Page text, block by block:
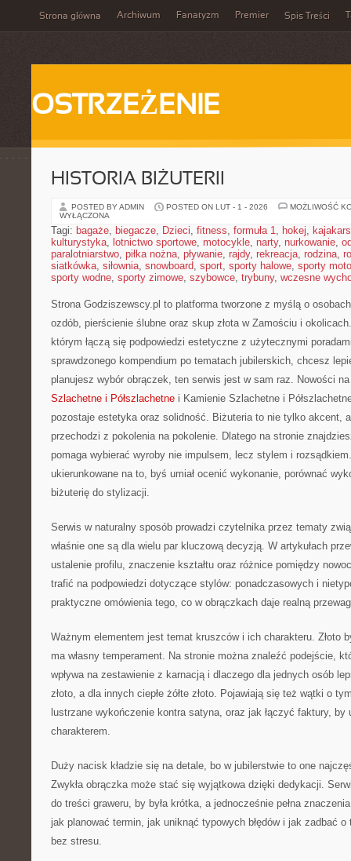
Strona główna Archiwum Fanatyzm Premier Spis Treści
OSTRZEŻENIE
HISTORIA BIŻUTERII
POSTED BY ADMIN POSTED ON LUT - 1 - 2026
MOŻLIWOŚĆ
WYŁĄCZONA
Tagi: bagaże, biegacze, Dzieci, fitness, formuła 1, hokej,
kulturystyka, lotnictwo sportowe, motocykle, narty, nurkowanie,
paralotniarstwo, piłka nożna, pływanie, rajdy, rekreacja, rodzina,
siatkówka, siłownia, snowboard, sport, sporty halowe, sporty
sporty wodne, sporty zimowe, szybowce, trybuny, wczesne
Strona Godziszewscy.pl to platforma tworzone z myślą o
ozdób, pierścienie ślubne oraz skup złota w Zamościu i
którym łączą się podpowiedzi estetyczne z użytecznymi
sprawdzonego kompendium po tematach jubilerskich, chcesz
planujesz wybór obrączek, ten serwis jest w sam raz. Nowości
Szlachetne i Półszlachetne i Kamienie Szlachetne i
pozostaje estetyka oraz solidność. Biżuteria to nie tylko akcent,
przechodzi z pokolenia na pokolenie. Dlatego na stronie
pomaga wybierać wyroby nie impulsem, lecz stylem i
ukierunkowane na to, byś umiał ocenić wykonanie, porównać
biżuterię do stylizacji.
Serwis w naturalny sposób prowadzi czytelnika przez tematy
właśnie one są dla wielu par kluczową decyzją. W artykułach
ustalenie profilu, znaczenie kształtu oraz różnice pomiędzy
trafić na podpowiedzi dotyczące stylów: ponadczasowych i
praktyczne omówienia tego, co w obrączkach daje realną
Ważnym elementem jest temat kruszców i ich charakteru. Złoto
ma własny temperament. Na stronie można znaleźć podejście,
wpływa na zestawienie z karnacją i dlaczego dla jednych osób
złoto, a dla innych ciepłe żółte złoto. Pojawiają się też wątki o
lustrzane wykończenie kontra satyna, oraz jak łączyć faktury,
charakterem.
Duży nacisk kładzie się na detale, bo w jubilerstwie to one
Zwykła obrączka może stać się wyjątkowa dzięki dedykacji.
do treści graweru, by była krótka, a jednocześnie pełna
jak planować termin, jak uniknąć typowych błędów i jak zadbać o
bez stresu.